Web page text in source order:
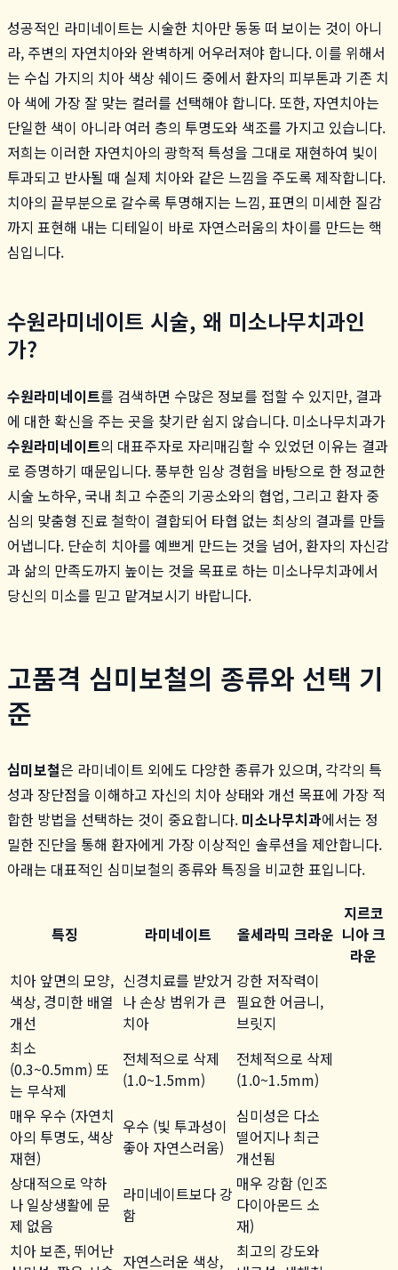
성공적인 라미네이트는 시술한 치아만 동동 떠 보이는 것이 아니
라, 주변의 자연치아와 완벽하게 어우러져야 합니다. 이를 위해서
는 수십 가지의 치아 색상 쉐이드 중에서 환자의 피부톤과 기존 치
아 색에 가장 잘 맞는 컬러를 선택해야 합니다. 또한, 자연치아는
단일한 색이 아니라 여러 층의 투명도와 색조를 가지고 있습니다.
저희는 이러한 자연치아의 광학적 특성을 그대로 재현하여 빛이
투과되고 반사될 때 실제 치아와 같은 느낌을 주도록 제작합니다.
치아의 끝부분으로 갈수록 투명해지는 느낌, 표면의 미세한 질감
까지 표현해 내는 디테일이 바로 자연스러움의 차이를 만드는 핵
심입니다.
수원라미네이트 시술, 왜 미소나무치과인
가?
수원라미네이트를 검색하면 수많은 정보를 접할 수 있지만, 결과
에 대한 확신을 주는 곳을 찾기란 쉽지 않습니다. 미소나무치과가
수원라미네이트의 대표주자로 자리매김할 수 있었던 이유는 결과
로 증명하기 때문입니다. 풍부한 임상 경험을 바탕으로 한 정교한
시술 노하우, 국내 최고 수준의 기공소와의 협업, 그리고 환자 중
심의 맞춤형 진료 철학이 결합되어 타협 없는 최상의 결과를 만들
어냅니다. 단순히 치아를 예쁘게 만드는 것을 넘어, 환자의 자신감
과 삶의 만족도까지 높이는 것을 목표로 하는 미소나무치과에서
당신의 미소를 믿고 맡겨보시기 바랍니다.
고품격 심미보철의 종류와 선택 기
준
심미보철은 라미네이트 외에도 다양한 종류가 있으며, 각각의 특
성과 장단점을 이해하고 자신의 치아 상태와 개선 목표에 가장 적
합한 방법을 선택하는 것이 중요합니다. 미소나무치과에서는 정
밀한 진단을 통해 환자에게 가장 이상적인 솔루션을 제안합니다.
아래는 대표적인 심미보철의 종류와 특징을 비교한 표입니다.
특징 라미네이트 올세라믹 크라운
지르코
니아 크
라운
치아 앞면의 모양,
색상, 경미한 배열
개선
신경치료를 받았거
나 손상 범위가 큰
치아
강한 저작력이
필요한 어금니,
브릿지
최소
(0.3~0.5mm) 또
는 무삭제
전체적으로 삭제
(1.0~1.5mm)
전체적으로 삭제
(1.0~1.5mm)
매우 우수 (자연치
아의 투명도, 색상
재현)
우수 (빛 투과성이
좋아 자연스러움)
심미성은 다소
떨어지나 최근
개선됨
상대적으로 약하
나 일상생활에 문
제 없음
라미네이트보다 강
함
매우 강함 (인조
다이아몬드 소
재)
치아 보존, 뛰어난 자연스러운 색상,
최고의 강도와